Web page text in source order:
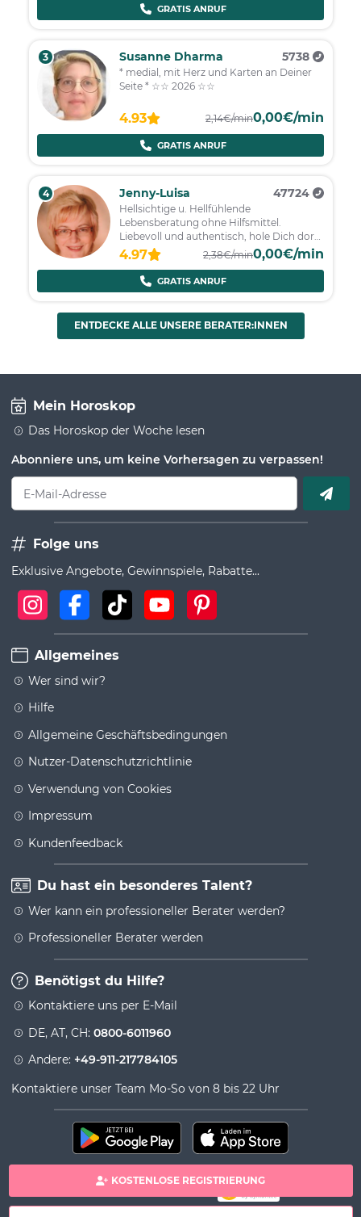
KOSTENLOSE REGISTRIERUNG
GRATIS ANRUF
3 Susanne Dharma 5738
* medial, mit Herz und Karten an Deiner
Seite * ☆☆ 2026 ☆☆
4.93 2,14€/min0,00€/min
GRATIS ANRUF
4 Jenny-Luisa 47724
Hellsichtige u. Hellfühlende
Lebensberatung ohne Hilfsmittel.
Liebevoll und authentisch, hole Dich dort
ab, wo Du stehst!
4.97 2,38€/min0,00€/min
GRATIS ANRUF
ENTDECKE ALLE UNSERE BERATER:INNEN
Mein Horoskop
Das Horoskop der Woche lesen
Abonniere uns, um keine Vorhersagen zu verpassen!
E-Mail-Adresse
Folge uns
Exklusive Angebote, Gewinnspiele, Rabatte...
Allgemeines
Wer sind wir?
Hilfe
Allgemeine Geschäftsbedingungen
Nutzer-Datenschutzrichtlinie
Verwendung von Cookies
Impressum
Kundenfeedback
Du hast ein besonderes Talent?
Wer kann ein professioneller Berater werden?
Professioneller Berater werden
Benötigst du Hilfe?
Kontaktiere uns per E-Mail
DE, AT, CH: 0800-6011960
Andere: +49-911-217784105
Kontaktiere unser Team Mo-So von 8 bis 22 Uhr
100% sichere Zahlung